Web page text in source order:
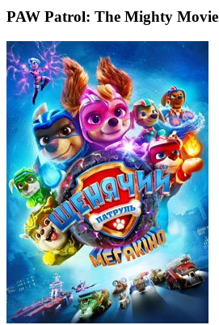
PAW Patrol: The Mighty Movie